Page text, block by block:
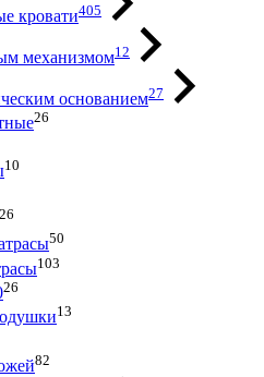
кровати405
механизмом12
основанием27
26
10
26
50
103
26
13
82